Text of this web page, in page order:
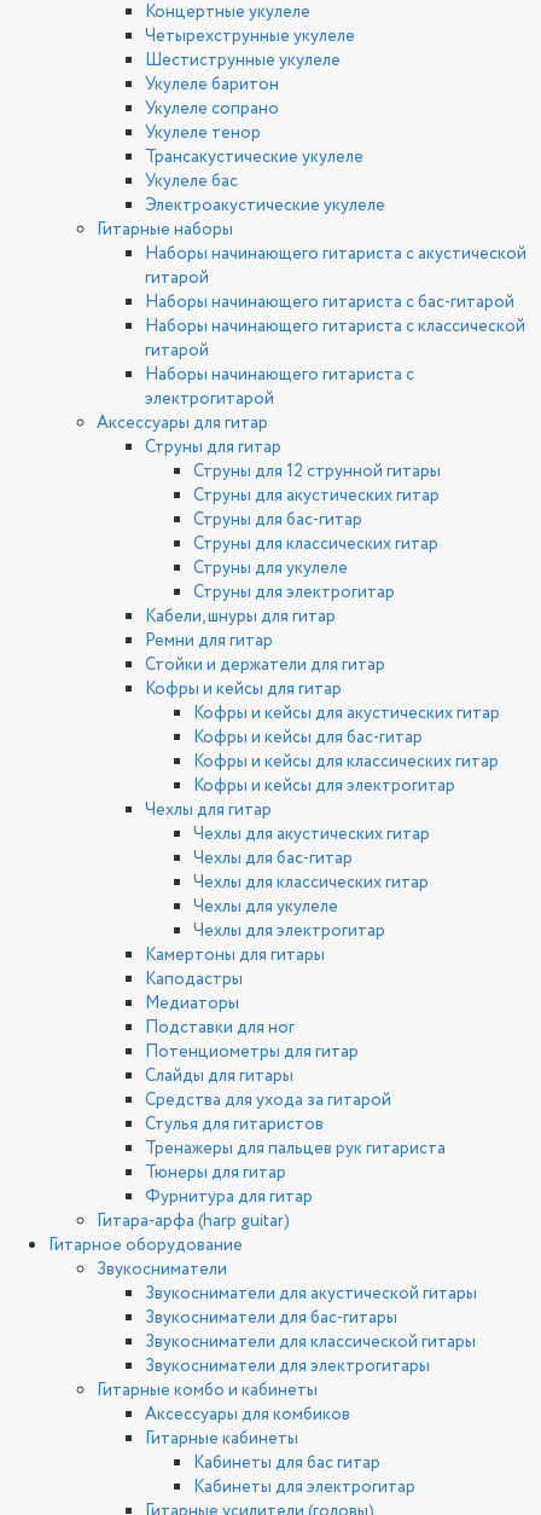
Концертные укулеле
Четырехструнные укулеле
Шестиструнные укулеле
Укулеле баритон
Укулеле сопрано
Укулеле тенор
Трансакустические укулеле
Укулеле бас
Электроакустические укулеле
Гитарные наборы
Наборы начинающего гитариста с акустической
гитарой
Наборы начинающего гитариста с бас-гитарой
Наборы начинающего гитариста с классической
гитарой
Наборы начинающего гитариста с
электрогитарой
Аксессуары для гитар
Струны для гитар
Струны для 12 струнной гитары
Струны для акустических гитар
Струны для бас-гитар
Струны для классических гитар
Струны для укулеле
Струны для электрогитар
Кабели, шнуры для гитар
Ремни для гитар
Стойки и держатели для гитар
Кофры и кейсы для гитар
Кофры и кейсы для акустических гитар
Кофры и кейсы для бас-гитар
Кофры и кейсы для классических гитар
Кофры и кейсы для электрогитар
Чехлы для гитар
Чехлы для акустических гитар
Чехлы для бас-гитар
Чехлы для классических гитар
Чехлы для укулеле
Чехлы для электрогитар
Камертоны для гитары
Каподастры
Медиаторы
Подставки для ног
Потенциометры для гитар
Слайды для гитары
Средства для ухода за гитарой
Стулья для гитаристов
Тренажеры для пальцев рук гитариста
Тюнеры для гитар
Фурнитура для гитар
Гитара-арфа (harp guitar)
Гитарное оборудование
Звукосниматели
Звукосниматели для акустической гитары
Звукосниматели для бас-гитары
Звукосниматели для классической гитары
Звукосниматели для электрогитары
Гитарные комбо и кабинеты
Аксессуары для комбиков
Гитарные кабинеты
Кабинеты для бас гитар
Кабинеты для электрогитар